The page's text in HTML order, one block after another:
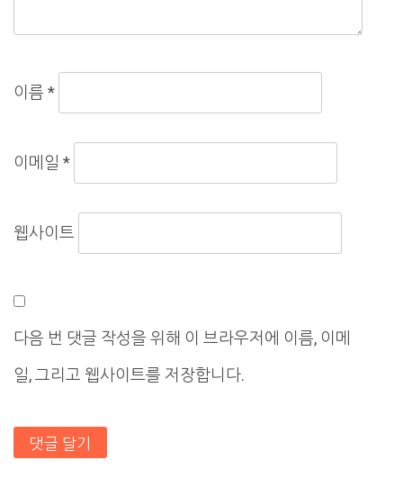
이름 *
이메일 *
웹사이트
다음 번 댓글 작성을 위해 이 브라우저에 이름, 이메
일, 그리고 웹사이트를 저장합니다.